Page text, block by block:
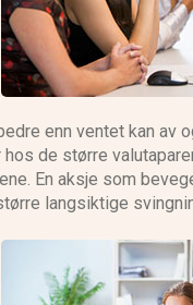
enn ventet kan av
de større
En aksje som
langsiktige